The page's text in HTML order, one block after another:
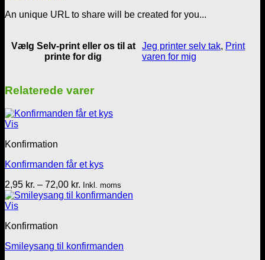
An unique URL to share will be created for you...
Vælg Selv-print eller os til at
printe for dig
Jeg printer selv tak, Print
varen for mig
Relaterede varer
Vis
Konfirmation
Konfirmanden får et kys
2,95 kr. – 72,00 kr. Prisinterval:
2,95 kr.
Inkl. moms
Vis
Konfirmation
Smileysang til konfirmanden